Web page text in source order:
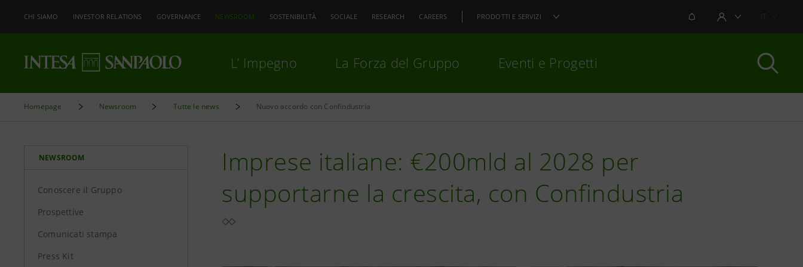
CHI SIAMO INVESTOR RELATIONS GOVERNANCE NEWSROOM SOSTENIBILITÀ SOCIALE RESEARCH CAREERS PRODOTTI E SERVIZI NOTIFICHEAREA UTENTE
L’ Impegno La Forza del Gruppo Eventi e Progetti
Homepage Newsroom Tutte le news Nuovo accordo con Confindustria
NEWSROOM
Conoscere il Gruppo
Prospettive
Comunicati stampa
Press Kit
Imprese italiane: €200mld al 2028 per
supportarne la crescita, con Confindustria